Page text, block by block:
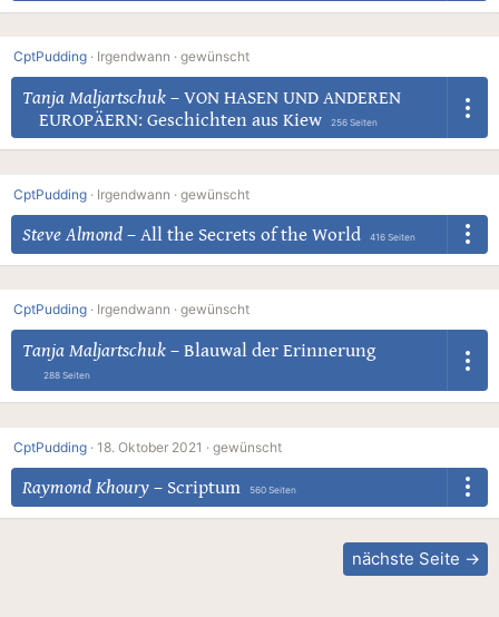
CptPudding · Irgendwann · gewünscht
Tanja Maljartschuk – VON HASEN UND ANDEREN
EUROPÄERN: Geschichten aus Kiew
256 Seiten
CptPudding · Irgendwann · gewünscht
Steve Almond – All the Secrets of the World 416 Seiten
CptPudding · Irgendwann · gewünscht
Tanja Maljartschuk – Blauwal der Erinnerung
288 Seiten
CptPudding · 18. Oktober 2021 · gewünscht
Raymond Khoury – Scriptum 560 Seiten
nächste Seite →